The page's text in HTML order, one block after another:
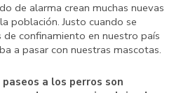
de alarma crean muchas nuevas
población. Justo cuando se
confinamiento en nuestro país
a pasar con nuestras mascotas.
a los perros son